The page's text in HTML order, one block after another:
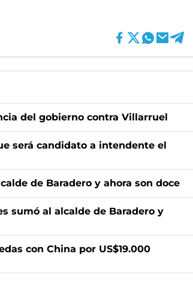
del gobierno contra Villarruel
será candidato a intendente el
de Baradero y ahora son doce
sumó al alcalde de Baradero y
con China por US$19.000